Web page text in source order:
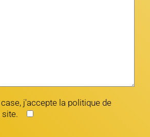
j'accepte la politique de